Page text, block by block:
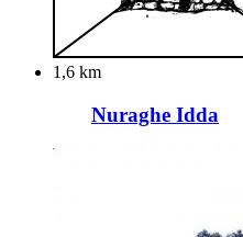
1,6 km
Nuraghe Idda